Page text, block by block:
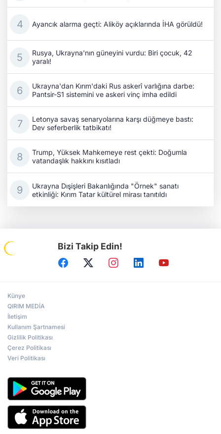
Ayancık alarma geçti: Aliköy açıklarında İHA görüldü!
Rusya, Ukrayna'nın güneyini vurdu: Biri çocuk, 42
yaralı!
Ukrayna'dan Kırım'daki Rus askerî varlığına darbe:
Pantsir-S1 sistemini ve askeri vinç imha edildi
Letonya savaş senaryolarına karşı düğmeye bastı:
Dev seferberlik tatbikatı!
Trump, Yüksek Mahkemeye rest çekti: Doğumla
vatandaşlık hakkını kısıtladı
Ukrayna Dışişleri Bakanlığında "Örnek" sanatı
etkinliği: Kırım Tatar kültürel mirası tanıtıldı
Bizi Takip Edin!
Künye
QIRIM MEDİA
İletişim
Kullanım Şartnamesi
Gizlilik Politikası
Çerez Politikası
Veri Politikası